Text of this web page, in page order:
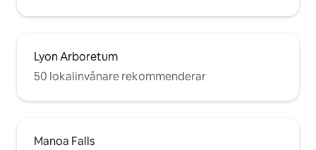
Lyon Arboretum
50 lokalinvånare rekommenderar
Manoa Falls